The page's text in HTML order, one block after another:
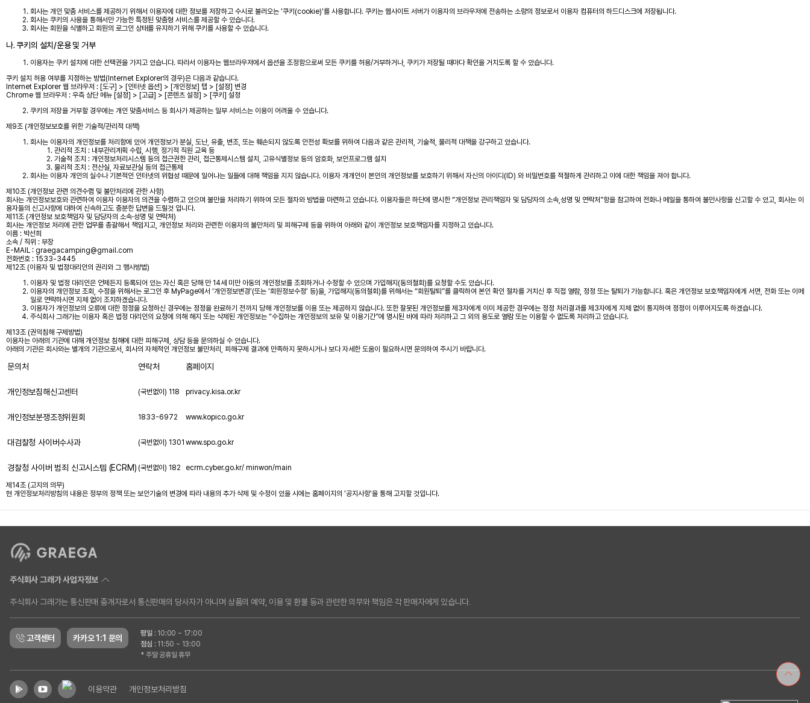
회사는 개인 맞춤 서비스를 제공하기 위해서 이용자에 대한 정보를 저장하고 수시로 불러오는 '쿠키(cookie)'를 사용합니다. 쿠키는 웹사이트 서버가 이용자의 브라우저에 전송하는 소량의 정보로서 이용자 컴퓨터의 하드디스크에 저장됩니다.
회사는 쿠키의 사용을 통해서만 가능한 특정된 맞춤형 서비스를 제공할 수 있습니다.
회사는 회원을 식별하고 회원의 로그인 상태를 유지하기 위해 쿠키를 사용할 수 있습니다.
나. 쿠키의 설치/운용 및 거부
이용자는 쿠키 설치에 대한 선택권을 가지고 있습니다. 따라서 이용자는 웹브라우저에서 옵션을 조정함으로써 모든 쿠키를 허용/거부하거나, 쿠키가 저장될 때마다 확인을 거치도록 할 수 있습니다.
쿠키 설치 허용 여부를 지정하는 방법(Internet Explorer의 경우)은 다음과 같습니다.
Internet Explorer 웹 브라우저 : [도구] > [인터넷 옵션] > [개인정보] 탭 > [설정] 변경
Chrome 웹 브라우저 : 우측 상단 메뉴 [설정] > [고급] > [콘텐츠 설정] > [쿠키] 설정
쿠키의 저장을 거부할 경우에는 개인 맞춤서비스 등 회사가 제공하는 일부 서비스는 이용이 어려울 수 있습니다.
제9조 (개인정보보호를 위한 기술적/관리적 대책)
회사는 이용자의 개인정보를 처리함에 있어 개인정보가 분실, 도난, 유출, 변조, 또는 훼손되지 않도록 안전성 확보를 위하여 다음과 같은 관리적, 기술적, 물리적 대책을 강구하고 있습니다.
관리적 조치 : 내부관리계획 수립, 시행, 정기적 직원 교육 등
기술적 조치 : 개인정보처리시스템 등의 접근권한 관리, 접근통제시스템 설치, 고유식별정보 등의 암호화, 보안프로그램 설치
물리적 조치 : 전산실, 자료보관실 등의 접근통제
회사는 이용자 개인의 실수나 기본적인 인터넷의 위협성 때문에 일어나는 일들에 대해 책임을 지지 않습니다. 이용자 개개인이 본인의 개인정보를 보호하기 위해서 자신의 아이디(ID) 와 비밀번호를 적절하게 관리하고 이에 대한 책임을 져야 합니다.
제10조 (개인정보 관련 의견수렴 및 불만처리에 관한 사항)
회사는 개인정보보호와 관련하여 이용자 이용자의 의견을 수렴하고 있으며 불만을 처리하기 위하여 모든 절차와 방법을 마련하고 있습니다. 이용자들은 하단에 명시한 “개인정보 관리책임자 및 담당자의 소속,성명 및 연락처”항을 참고하여 전화나 메일을 통하여 불만사항을 신고할 수 있고, 회사는 이
용자들의 신고사항에 대하여 신속하고도 충분한 답변을 드릴것 입니다.
제11조 (개인정보 보호책임자 및 담당자의 소속·성명 및 연락처)
회사는 개인정보 처리에 관한 업무를 총괄해서 책임지고, 개인정보 처리와 관련한 이용자의 불만처리 및 피해구제 등을 위하여 아래와 같이 개인정보 보호책임자를 지정하고 있습니다.
이름 : 박선희
소속 / 직위 : 부장
E-MAIL : graegacamping@gmail.com
전화번호 : 1533-3445
제12조 (이용자 및 법정대리인의 권리와 그 행사방법)
이용자 및 법정 대리인은 언제든지 등록되어 있는 자신 혹은 당해 만 14세 미만 아동의 개인정보를 조회하거나 수정할 수 있으며 가입해지(동의철회)를 요청할 수도 있습니다.
이용자의 개인정보 조회, 수정을 위해서는 로그인 후 MyPage에서 ‘개인정보변경’(또는 ‘회원정보수정’ 등)을, 가입해지(동의철회)를 위해서는 “회원탈퇴”를 클릭하여 본인 확인 절차를 거치신 후 직접 열람, 정정 또는 탈퇴가 가능합니다. 혹은 개인정보 보호책임자에게 서면, 전화 또는 이메
일로 연락하시면 지체 없이 조치하겠습니다.
이용자가 개인정보의 오류에 대한 정정을 요청하신 경우에는 정정을 완료하기 전까지 당해 개인정보를 이용 또는 제공하지 않습니다. 또한 잘못된 개인정보를 제3자에게 이미 제공한 경우에는 정정 처리결과를 제3자에게 지체 없이 통지하여 정정이 이루어지도록 하겠습니다.
주식회사 그래가는 이용자 혹은 법정 대리인의 요청에 의해 해지 또는 삭제된 개인정보는 “수집하는 개인정보의 보유 및 이용기간”에 명시된 바에 따라 처리하고 그 외의 용도로 열람 또는 이용할 수 없도록 처리하고 있습니다.
제13조 (권익침해 구제방법)
이용자는 아래의 기관에 대해 개인정보 침해에 대한 피해구제, 상담 등을 문의하실 수 있습니다.
아래의 기관은 회사와는 별개의 기관으로서, 회사의 자체적인 개인정보 불만처리, 피해구제 결과에 만족하지 못하시거나 보다 자세한 도움이 필요하시면 문의하여 주시기 바랍니다.
문의처 연락처 홈페이지
개인정보침해신고센터 (국번없이) 118 privacy.kisa.or.kr
개인정보분쟁조정위원회 1833-6972 www.kopico.go.kr
대검찰청 사이버수사과 (국번없이) 1301 www.spo.go.kr
경찰청 사이버 범죄 신고시스템 (ECRM) (국번없이) 182 ecrm.cyber.go.kr/ minwon/main
제14조 (고지의 의무)
현 개인정보처리방침의 내용은 정부의 정책 또는 보안기술의 변경에 따라 내용의 추가 삭제 및 수정이 있을 시에는 홈페이지의 '공지사항'을 통해 고지할 것입니다.
주식회사 그래가 사업자정보
주식회사 그래가는 통신판매 중개자로서 통신판매의 당사자가 아니며 상품의 예약, 이용 및 환불 등과 관련한 의무와 책임은 각 판매자에게 있습니다.
고객센터 카카오 1:1 문의 평일: 10:00 ~ 17:00
점심 : 11:50 ~ 13:00
* 주말 공휴일 휴무
이용약관 개인정보처리방침